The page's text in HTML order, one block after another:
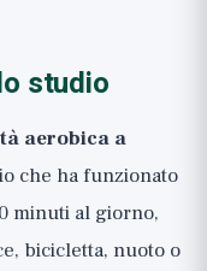
studio
aerobica a
che ha funzionato
minuti al giorno,
bicicletta, nuoto o